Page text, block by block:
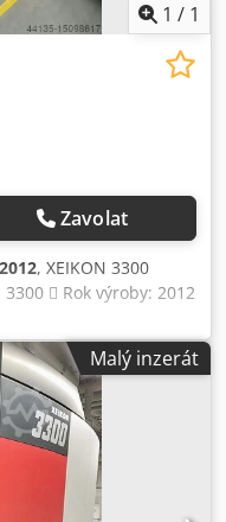
1 / 1
Zavolat
2012, XEIKON 3300
 Rok výroby: 2012
CYMK + bílá nebo
Šířka média: 200-330
 Rozlišení tisku: 1200
Cedjrp E D Hopfx
rotačnímu tisku
opakování úlohy. 
lb text až 122 lb
125 cm
Malý inzerát